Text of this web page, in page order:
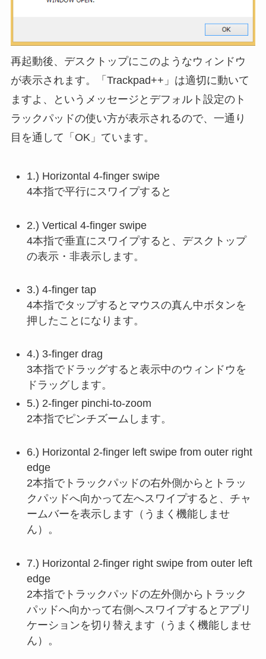
再起動後、デスクトップにこのようなウィンドウ
が表示されます。「Trackpad++」は適切に動いて
ますよ、というメッセージとデフォルト設定のト
ラックパッドの使い方が表示されるので、一通り
目を通して「OK」ています。
1.) Horizontal 4-finger swipe
4本指で平行にスワイプすると
2.) Vertical 4-finger swipe
4本指で垂直にスワイプすると、デスクトップ
の表示・非表示します。
3.) 4-finger tap
4本指でタップするとマウスの真ん中ボタンを
押したことになります。
4.) 3-finger drag
3本指でドラッグすると表示中のウィンドウを
ドラッグします。
5.) 2-finger pinchi-to-zoom
2本指でピンチズームします。
6.) Horizontal 2-finger left swipe from outer right
edge
2本指でトラックパッドの右外側からとトラッ
クパッドへ向かって左へスワイプすると、チャ
ームバーを表示します（うまく機能しませ
ん）。
7.) Horizontal 2-finger right swipe from outer left
edge
2本指でトラックパッドの左外側からトラック
パッドへ向かって右側へスワイプするとアプリ
ケーションを切り替えます（うまく機能しませ
ん）。